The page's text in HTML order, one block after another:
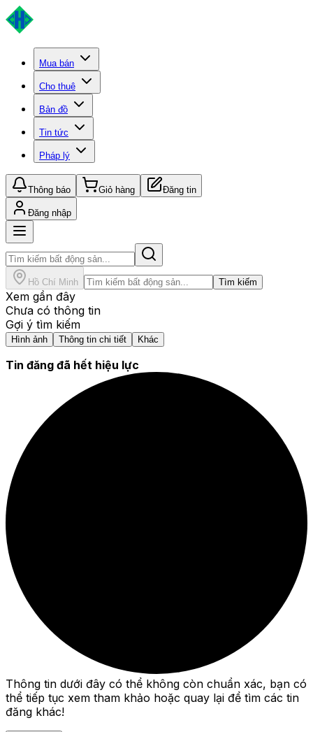
Mua bán
Cho thuê
Bản đồ
Tin tức
Pháp lý
Thông báo Giỏ hàng Đăng tin
Đăng nhập
Hồ Chí Minh Tìm kiếm
Xem gần đây
Chưa có thông tin
Gợi ý tìm kiếm
Hình ảnh Thông tin chi tiết Khác
Tin đăng đã hết hiệu lực
Thông tin dưới đây có thể không còn chuẩn xác, bạn có
thể tiếp tục xem tham khảo hoặc quay lại để tìm các tin
đăng khác!